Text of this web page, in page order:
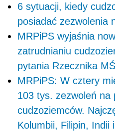
6 sytuacji, kiedy
posiadać zezwolenia
MRPiPS wyjaśnia
zatrudnianiu
pytania Rzecznika
MRPiPS: W cztery
103 tys. zezwoleń na
cudzoziemców.
Kolumbii, Filipin, Indii